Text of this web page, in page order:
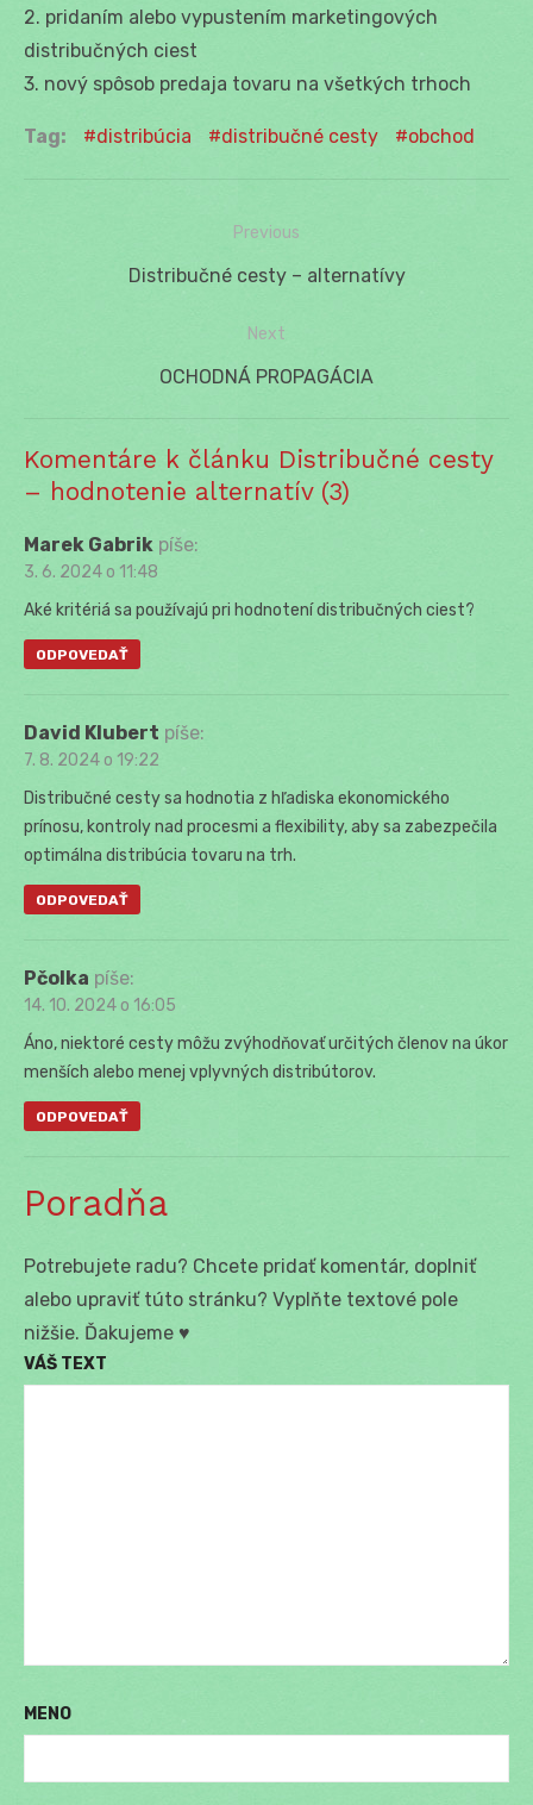
2. pridaním alebo vypustením marketingových
distribučných ciest
3. nový spôsob predaja tovaru na všetkých trhoch
Tag: distribúcia distribučné cesty obchod
Navigácia
Previous
Previous
Distribučné cesty – alternatívy
Next
Next
OCHODNÁ PROPAGÁCIA
Komentáre k článku Distribučné cesty
– hodnotenie alternatív (3)
Marek Gabrik píše:
3. 6. 2024 o 11:48
Aké kritériá sa používajú pri hodnotení distribučných ciest?
ODPOVEDAŤ
David Klubert píše:
7. 8. 2024 o 19:22
Distribučné cesty sa hodnotia z hľadiska ekonomického
prínosu, kontroly nad procesmi a flexibility, aby sa zabezpečila
optimálna distribúcia tovaru na trh.
ODPOVEDAŤ
Pčolka píše:
14. 10. 2024 o 16:05
Áno, niektoré cesty môžu zvýhodňovať určitých členov na úkor
menších alebo menej vplyvných distribútorov.
ODPOVEDAŤ
Poradňa
Potrebujete radu? Chcete pridať komentár, doplniť
alebo upraviť túto stránku? Vyplňte textové pole
nižšie. Ďakujeme ♥
VÁŠ TEXT
MENO